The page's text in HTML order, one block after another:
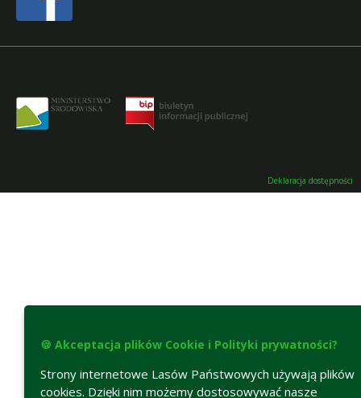
Deklaracja dostępności
🍪 Akceptacja plików Cookie i Polityki prywatności?
Strony internetowe Lasów Państwowych używają plików
cookies. Dzięki nim możemy dostosowywać nasze